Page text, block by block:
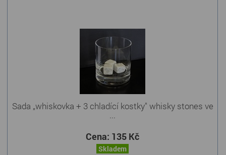
Sada „whiskovka + 3 chladící kostky" whisky stones ve
...
Cena: 135 Kč
Skladem